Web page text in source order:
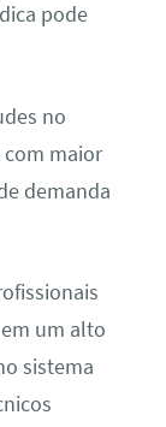
pode
no
com maior
demanda
um alto
sistema